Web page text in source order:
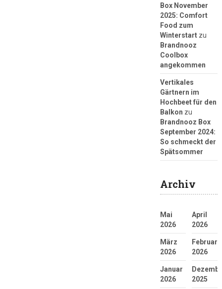
Box November
2025: Comfort
Food zum
Winterstartzu
Brandnooz
Coolbox
angekommen
Vertikales
Gärtnern im
Hochbeet für den
Balkon zu
Brandnooz Box
September 2024:
So schmeckt der
Spätsommer
Archiv
Mai
2026
April
2026
März
2026
Februar
2026
Januar
2026
2025